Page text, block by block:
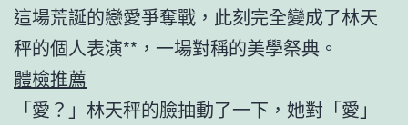
這場荒誕的戀愛爭奪戰，此刻完全變成了林天
秤的個人表演**，一場對稱的美學祭典。
體檢推薦
「愛？」林天秤的臉抽動了一下，她對「愛」